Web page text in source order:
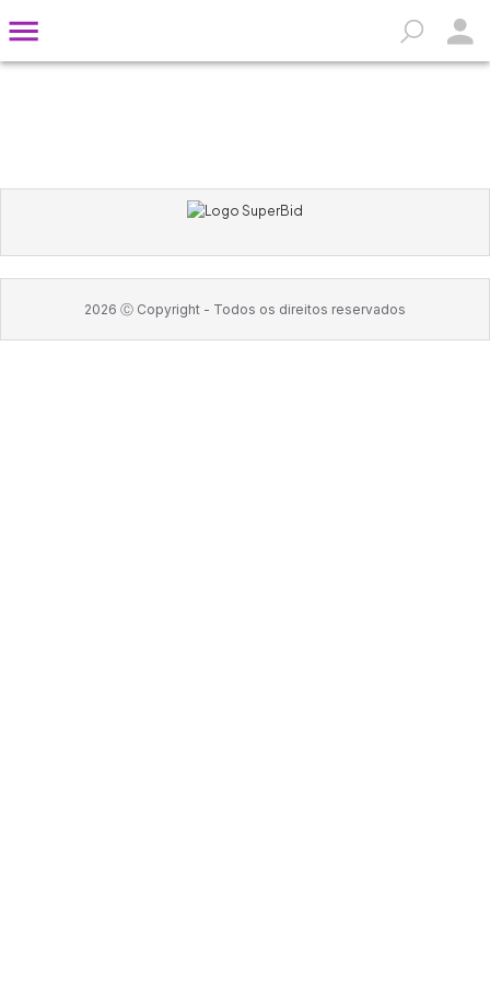
2026 Ⓒ Copyright - Todos os direitos reservados